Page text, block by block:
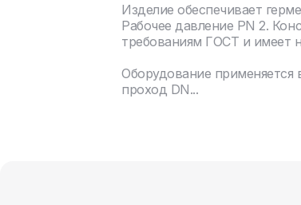
Изделие обеспечивает
Рабочее давление PN 2.
требованиям ГОСТ и имеет
Оборудование
проход DN...